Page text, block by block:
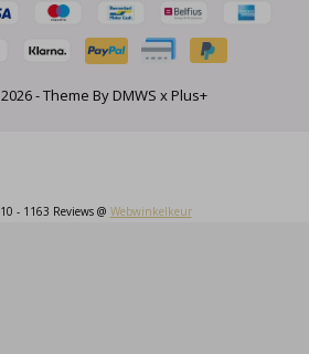
2026- Theme ByDMWS x Plus+
10 - 1163 Reviews @ Webwinkelkeur